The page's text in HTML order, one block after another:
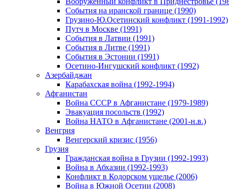
События на иранской границе (1990)
Грузино-Ю.Осетинский конфликт (1991-1992)
Путч в Москве (1991)
События в Латвии (1991)
События в Литве (1991)
События в Эстонии (1991)
Осетино-Ингушский конфликт (1992)
Азербайджан
Карабахская война (1992-1994)
Афганистан
Война СССР в Афганистане (1979-1989)
Эвакуация посольств (1992)
Война НАТО в Афганистане (2001-н.в.)
Венгрия
Венгерский кризис (1956)
Грузия
Гражданская война в Грузии (1992-1993)
Война в Абхазии (1992-1993)
Конфликт в Кодорском ущелье (2006)
Война в Южной Осетии (2008)